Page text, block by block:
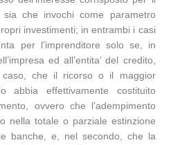
che invochi come parametro
investimenti; in entrambi i casi
per l’imprenditore solo se, in
ed all’entita’ del credito,
che il ricorso o il maggior
abbia effettivamente costituito
ovvero che l’adempimento
nella totale o parziale estinzione
banche, e, nel secondo, che la